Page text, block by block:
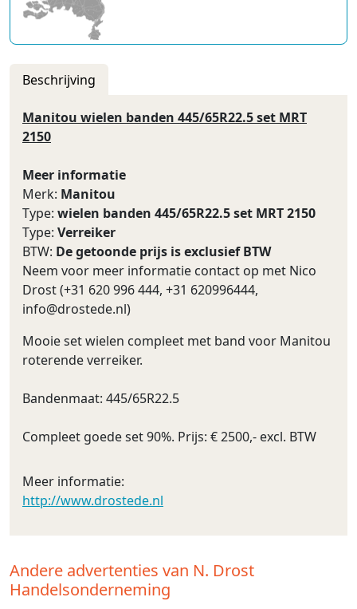
Beschrijving
Manitou wielen banden 445/65R22.5 set MRT
2150
Meer informatie
Merk: Manitou
Type: wielen banden 445/65R22.5 set MRT 2150
Type: Verreiker
BTW: De getoonde prijs is exclusief BTW
Neem voor meer informatie contact op met Nico
Drost (+31 620 996 444, +31 620996444,
info@drostede.nl)
Mooie set wielen compleet met band voor Manitou
roterende verreiker.
Bandenmaat: 445/65R22.5
Compleet goede set 90%. Prijs: € 2500,- excl. BTW
Meer informatie:
http://www.drostede.nl
Andere advertenties van N. Drost
Handelsonderneming